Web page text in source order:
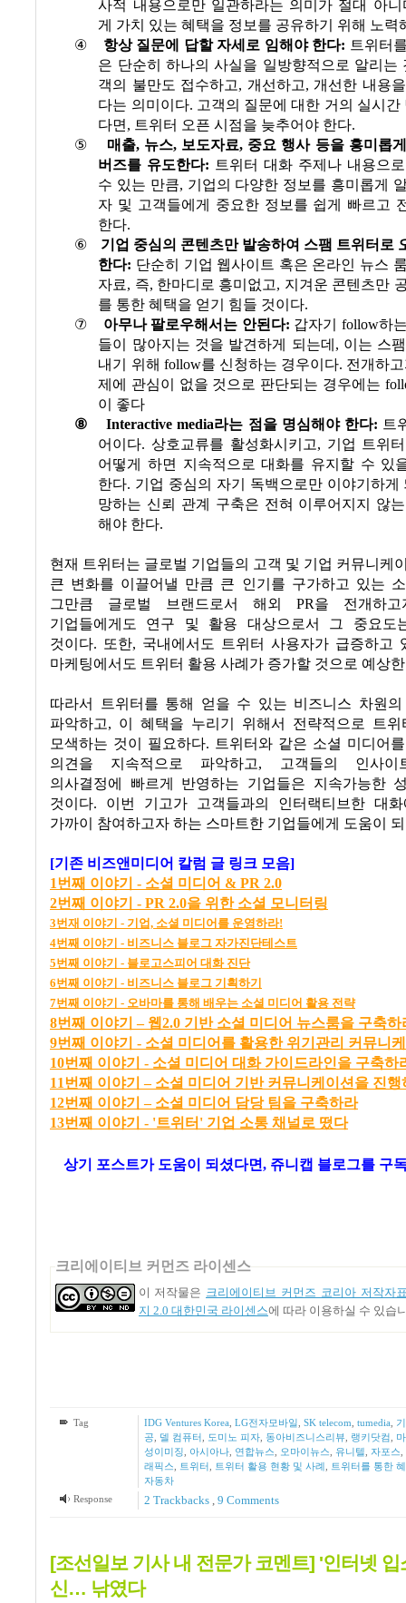
사적 내용으로만 일관하라는 의미가 절대 아니
게 가치 있는 혜택을 정보를 공유하기 위해 노력
④
항상 질문에 답할 자세로 임해야 한다: 트위터
은 단순히 하나의 사실을 일방향적으로 알리는
객의 불만도 접수하고, 개선하고,개선한 내용
다는 의미이다. 고객의 질문에 대한 거의 실시간
다면, 트위터 오픈 시점을 늦추어야 한다.
⑤
매출, 뉴스, 보도자료, 중요 행사 등을 흥미롭
버즈를 유도한다: 트위터 대화 주제나 내용으
수 있는 만큼, 기업의 다양한 정보를 흥미롭게
자 및 고객들에게 중요한 정보를 쉽게 빠르고
한다.
⑥
기업 중심의 콘텐츠만 발송하여 스팸 트위터로
한다: 단순히 기업 웹사이트 혹은 온라인 뉴스
자료, 즉, 한마디로 흥미없고, 지겨운 콘텐츠만
를 통한 혜택을 얻기 힘들 것이다.
⑦
아무나 팔로우해서는 안된다: 갑자기 follow하
들이 많아지는 것을 발견하게 되는데 , 이는 스
내기 위해 follow를 신청하는 경우이다. 전개하
제에 관심이 없을 것으로 판단되는 경우에는
이 좋다
⑧
Interactive media라는 점을 명심해야 한다: 트
어이다.상호교류를 활성화시키고, 기업 트위
어떻게 하면 지속적으로 대화를 유지할 수 있
한다. 기업 중심의 자기 독백으로만 이야기하게
망하는 신뢰 관계 구축은 전혀 이루어지지 않
해야 한다.
현재 트위터는 글로벌 기업들의 고객 및 기업 커뮤니케
큰 변화를 이끌어낼 만큼 큰 인기를 구가하고 있는
그만큼 글로벌 브랜드로서 해외
PR을 전개하
기업들에게도 연구 및 활용 대상으로서 그 중요도
것이다. 또한, 국내에서도 트위터 사용자가 급증하고
마케팅에서도 트위터 활용 사례가 증가할 것으로 예상
따라서 트위터를 통해 얻을 수 있는 비즈니스 차원
파악하고, 이 혜택을 누리기 위해서 전략적으로 트
모색하는 것이 필요하다. 트위터와 같은 소셜 미디어
의견을 지속적으로 파악하고, 고객들의 인사이
의사결정에 빠르게 반영하는 기업들은 지속가능한
것이다. 이번 기고가 고객들과의 인터랙티브한 대
가까이 참여하고자 하는 스마트한 기업들에게 도움이
[기존 비즈앤미디어 칼럼 글 링크 모음]
1번째 이야기 - 소셜 미디어 & PR 2.0
2번째 이야기 - PR 2.0을 위한 소셜 모니터링
3번재 이야기 - 기업, 소셜 미디어를 운영하라!
4번째 이야기 - 비즈니스 블로그 자가진단테스트
5번째 이야기 - 블로고스피어 대화 진단
6번째 이야기 - 비즈니스 블로그 기획하기
7번째 이야기 - 오바마를 통해 배우는 소셜 미디어 활용 전략
8번째 이 야기 – 웹2.0 기 반 소셜 미 디어 뉴스룸을 구축하
9번째 이야기 - 소셜 미디어를 활용한 위기관리 커뮤니
10번째 이야기 - 소셜 미디어 대화 가이드라인을 구축하
11번째 이 야기 – 소셜 미 디어 기 반 커 뮤니 케 이 션을 진행
12번째 이 야기 – 소셜 미 디어 담당 팀을 구축하라
13번째 이야기 - '트위터' 기업 소통 채널로 떴다
상기 포스트가 도움이 되셨다면, 쥬니캡 블로그를 구
크리에이티브 커먼즈 라이센스
이 저작물은 크리에이티브 커먼즈 코리아 저작자
지 2.0 대한민국 라이센스에 따라 이용하실 수 있습
Tag IDG Ventures Korea LG전자모바일 SK telecom tumedia
공, 델 컴퓨터 도미노 피자, 동아비즈니스리뷰, 랭키닷컴
성이미징
아시아나, 연합뉴스 오마이뉴스 유니텔 자포스
래픽스
트위터 트위터 활용 현황 및 사례
트위터를 통한
자동차
Response
2 Trackbacks 9 Comments
[조선일보 기사 내 전문가 코멘트] '인터넷 입
신… 낚였다